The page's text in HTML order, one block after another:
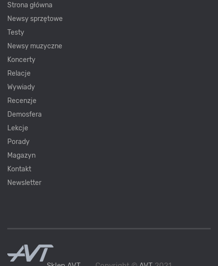
Strona główna
Newsy sprzętowe
Testy
Newsy muzyczne
Koncerty
Relacje
Wywiady
Recenzje
Demosfera
Lekcje
Porady
Magazyn
Kontakt
Newsletter